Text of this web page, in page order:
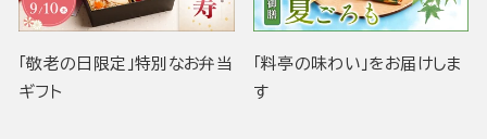
「敬老の日限定」特別なお弁当
ギフト
「料亭の味わい」をお届けしま
す